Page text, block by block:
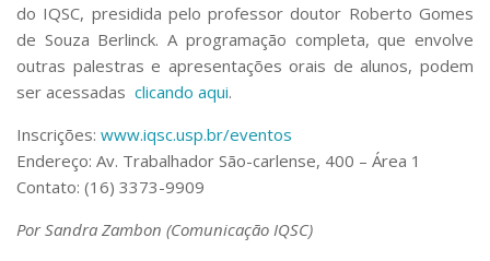
do IQSC, presidida pelo professor doutor Roberto Gomes
de Souza Berlinck. A programação completa, que envolve
outras palestras e apresentações orais de alunos, podem
ser acessadas clicando aqui.
Inscrições: www.iqsc.usp.br/eventos
Endereço: Av. Trabalhador São-carlense, 400 – Área 1
Contato: (16) 3373-9909
Por Sandra Zambon (Comunicação IQSC)